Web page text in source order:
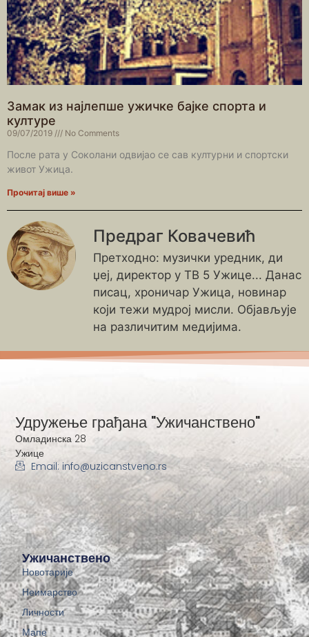
Замак из најлепше ужичке бајке спорта и
културе
09/07/2019 No Comments
После рата у Соколани одвијао се сав културни и спортски
живот Ужица.
Прочитај више »
Предраг Ковачевић
Претходно: музички уредник, ди
џеј, директор у ТВ 5 Ужице... Данас
писац, хроничар Ужица, новинар
који тежи мудрој мисли. Објављује
на различитим медијима.
Ужичанствено
Новотарије
Неимарство
Личности
Мапе
Удружење грађана "Ужичанствено"
Омладинска 28
Ужице
Email: info@uzicanstveno.rs